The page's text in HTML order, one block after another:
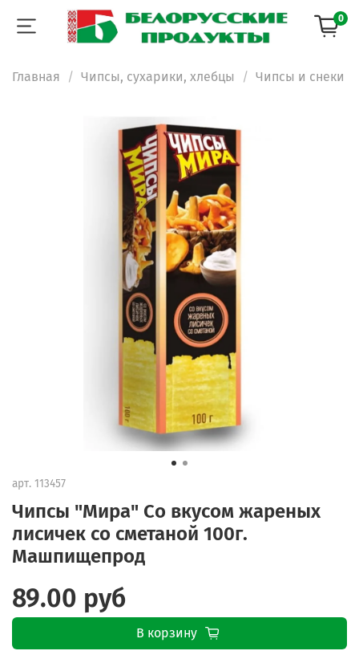
0
Главная Чипсы, сухарики, хлебцы Чипсы и снеки
арт. 113457
Чипсы "Мира" Со вкусом жареных
лисичек со сметаной 100г.
Машпищепрод
89.00 руб
В корзину